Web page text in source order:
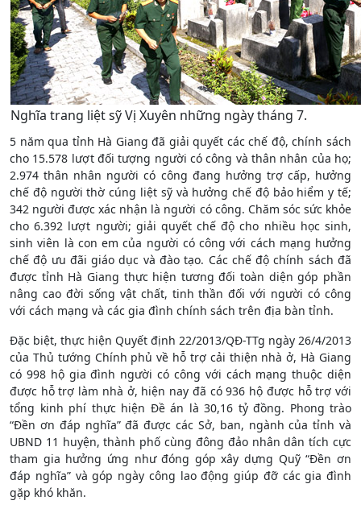
Nghĩa trang liệt sỹ Vị Xuyên những ngày tháng 7.
5 năm qua tỉnh Hà Giang đã giải quyết các chế độ, chính sách
cho 15.578 lượt đối tượng người có công và thân nhân của họ;
2.974 thân nhân người có công đang hưởng trợ cấp, hưởng
chế độ người thờ cúng liệt sỹ và hưởng chế độ bảo hiểm y tế;
342 người được xác nhận là người có công. Chăm sóc sức khỏe
cho 6.392 lượt người; giải quyết chế độ cho nhiều học sinh,
sinh viên là con em của người có công với cách mạng hưởng
chế độ ưu đãi giáo dục và đào tạo. Các chế độ chính sách đã
được tỉnh Hà Giang thực hiện tương đối toàn diện góp phần
nâng cao đời sống vật chất, tinh thần đối với người có công
với cách mạng và các gia đình chính sách trên địa bàn tỉnh.
Đặc biệt, thực hiện Quyết định 22/2013/QĐ-TTg ngày 26/4/2013
của Thủ tướng Chính phủ về hỗ trợ cải thiện nhà ở, Hà Giang
có 998 hộ gia đình người có công với cách mạng thuộc diện
được hỗ trợ làm nhà ở, hiện nay đã có 936 hộ được hỗ trợ với
tổng kinh phí thực hiện Đề án là 30,16 tỷ đồng. Phong trào
“Đền ơn đáp nghĩa” đã được các Sở, ban, ngành của tỉnh và
UBND 11 huyện, thành phố cùng đông đảo nhân dân tích cực
tham gia hưởng ứng như đóng góp xây dựng Quỹ “Đền ơn
đáp nghĩa” và góp ngày công lao động giúp đỡ các gia đình
gặp khó khăn.